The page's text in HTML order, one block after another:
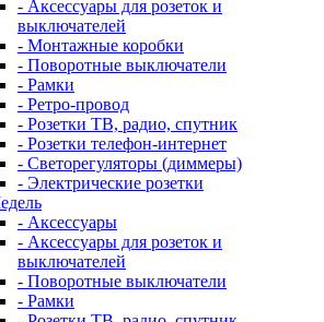
- Аксессуары для розеток и
выключателей
- Монтажные коробки
- Поворотные выключатели
- Рамки
- Ретро-провод
- Розетки ТВ, радио, спутник
- Розетки телефон-интернет
- Светорегуляторы (диммеры)
- Электрические розетки
- Аксессуары
- Аксессуары для розеток и
выключателей
- Поворотные выключатели
- Рамки